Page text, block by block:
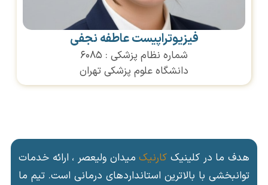
فیزیوتراپیست عاطفه نجفی
شماره نظام پزشکی : ۶۰۸۵
دانشگاه علوم پزشکی تهران
هدف ما در کلینیک کارنیکمیدان ولیعصر ، ارائه خدمات
توانبخشی با بالاترین استانداردهای درمانی است. تیم ما